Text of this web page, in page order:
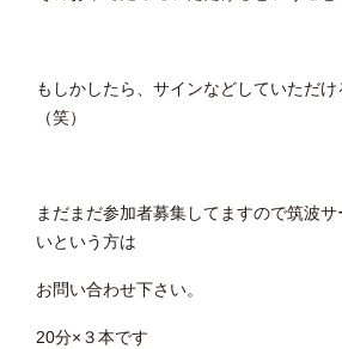
もしかしたら、サインなどしていただけ
（笑）
まだまだ参加者募集してますので筑波
いという方は
お問い合わせ下さい。
20分×３本です